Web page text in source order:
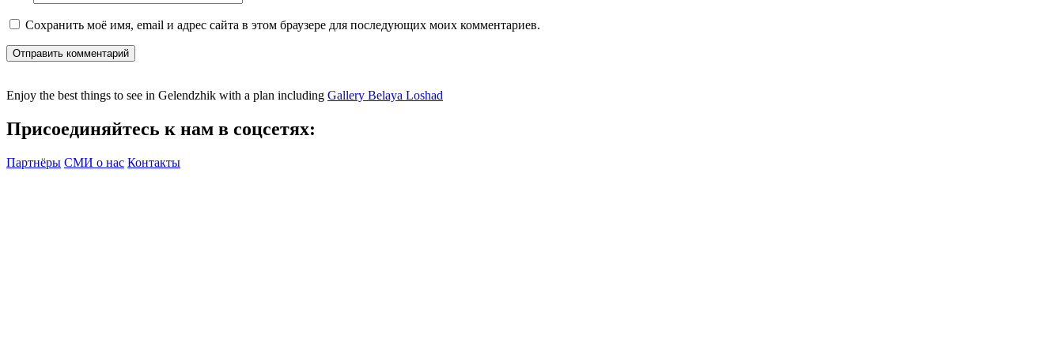
Сохранить моё имя, email и адрес сайта в этом браузере для последующих моих комментариев.
Отправить комментарий
Enjoy the best things to see in Gelendzhik with a plan including Gallery Belaya Loshad
Присоединяйтесь к нам в соцсетях:
Партнёры СМИ о нас Контакты